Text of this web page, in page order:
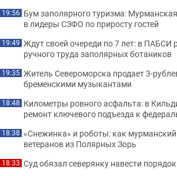
19:56 Бум заполярного туризма:
в лидеры СЗФО по приросту гостей
19:49 Ждут своей очереди по 7 лет: в ПАБСИ
ручного труда заполярных ботаников
19:35 Житель Североморска продает 3-
бременскими музыкантами
18:48 Километры ровного асфальта: в
ремонт ключевого подъезда к
18:38 «Снежинка» и роботы: как мурманский
ветеранов из Полярных Зорь
18:33 Суд обязал северянку навести